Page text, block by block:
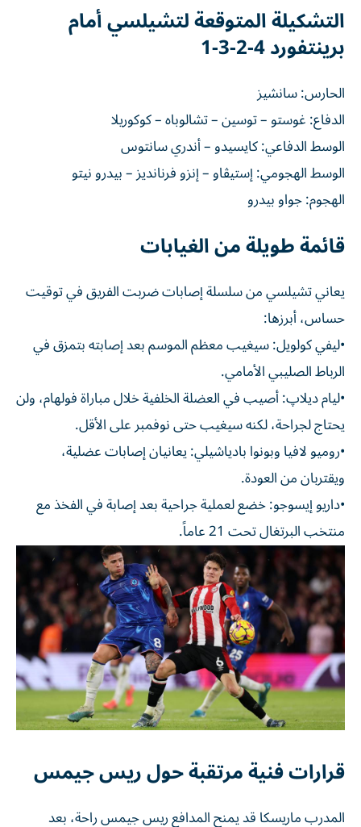
التشكيلة المتوقعة لتشيلسي أمام
برينتفورد 4-2-3-1
الحارس: سانشيز
الدفاع: غوستو – توسين – تشالوباه – كوكوريلا
الوسط الدفاعي: كايسيدو – أندري سانتوس
الوسط الهجومي: إستيڤاو – إنزو فرنانديز – بيدرو نيتو
الهجوم: جواو بيدرو
قائمة طويلة من الغيابات
يعاني تشيلسي من سلسلة إصابات ضربت الفريق في توقيت
حساس، أبرزها:
•ليفي كولويل: سيغيب معظم الموسم بعد إصابته بتمزق في
الرباط الصليبي الأمامي.
•ليام ديلاپ: أصيب في العضلة الخلفية خلال مباراة فولهام، ولن
يحتاج لجراحة، لكنه سيغيب حتى نوفمبر على الأقل.
•روميو لافيا وبونوا بادياشيلي: يعانيان إصابات عضلية،
ويقتربان من العودة.
•داريو إيسوجو: خضع لعملية جراحية بعد إصابة في الفخذ مع
منتخب البرتغال تحت 21 عاماً.
قرارات فنية مرتقبة حول ريس جيمس
المدرب ماريسكا قد يمنح المدافع ريس جيمس راحة، بعد